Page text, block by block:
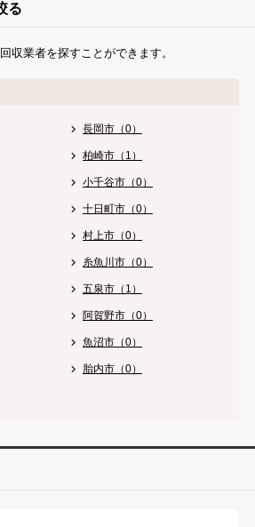
る
収業者を探すことができます。
長岡市（0）
柏崎市（1）
小千谷市（0）
十日町市（0）
村上市（0）
糸魚川市（0）
五泉市（1）
阿賀野市（0）
魚沼市（0）
胎内市（0）